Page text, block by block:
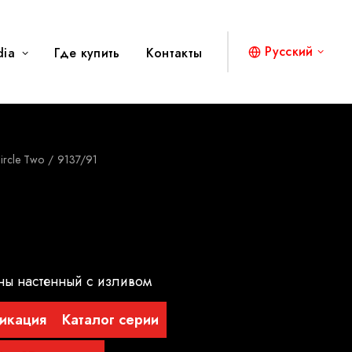
Где купить Контакты Русский
Two 9137/91
настенный с изливом
Каталог серии